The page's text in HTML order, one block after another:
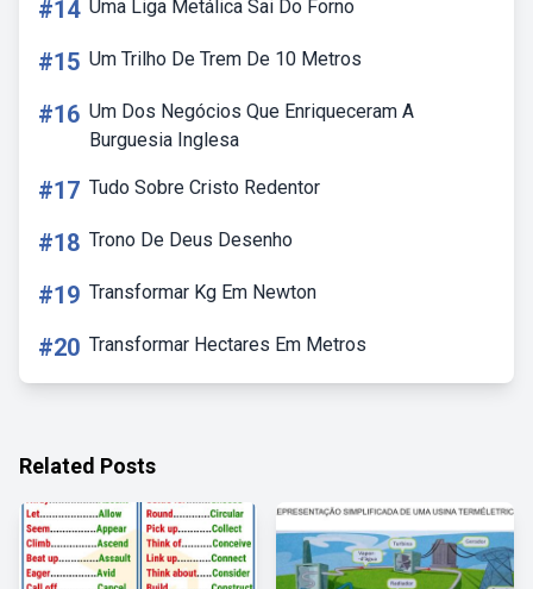
#14 Uma Liga Metálica Sai Do Forno
#15 Um Trilho De Trem De 10 Metros
#16 Um Dos Negócios Que Enriqueceram A
Burguesia Inglesa
#17 Tudo Sobre Cristo Redentor
#18 Trono De Deus Desenho
#19 Transformar Kg Em Newton
#20 Transformar Hectares Em Metros
Related Posts